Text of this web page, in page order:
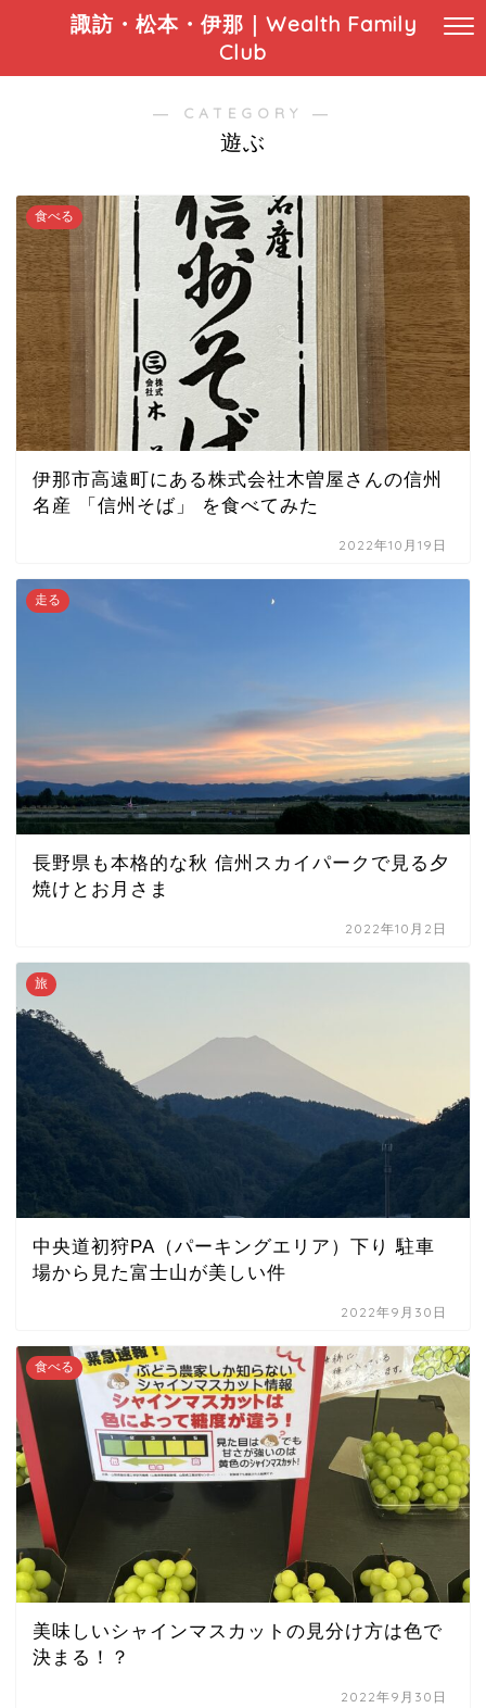
諏訪・松本・伊那｜Wealth Family
Club
― CATEGORY ―
遊ぶ
食べる
伊那市高遠町にある株式会社木曽屋さんの信州
名産 「信州そば」 を食べてみた
2022年10月19日
走る
長野県も本格的な秋 信州スカイパークで見る夕
焼けとお月さま
2022年10月2日
旅
中央道初狩PA（パーキングエリア）下り 駐車
場から見た富士山が美しい件
2022年9月30日
食べる
美味しいシャインマスカットの見分け方は色で
決まる！？
2022年9月30日